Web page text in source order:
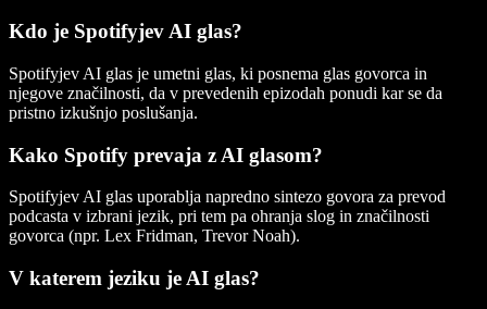
Kdo je Spotifyjev AI glas?
Spotifyjev AI glas je umetni glas, ki posnema glas govorca in
njegove značilnosti, da v prevedenih epizodah ponudi kar se da
pristno izkušnjo poslušanja.
Kako Spotify prevaja z AI glasom?
Spotifyjev AI glas uporablja napredno sintezo govora za prevod
podcasta v izbrani jezik, pri tem pa ohranja slog in značilnosti
govorca (npr. Lex Fridman, Trevor Noah).
V katerem jeziku je AI glas?